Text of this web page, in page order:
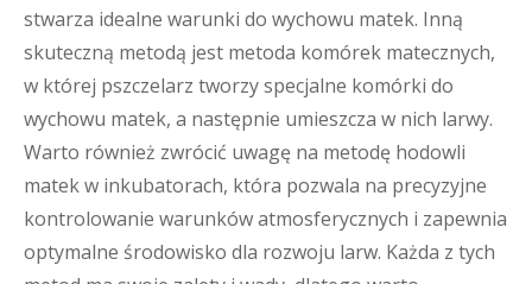
stwarza idealne warunki do wychowu matek. Inną
skuteczną metodą jest metoda komórek matecznych,
w której pszczelarz tworzy specjalne komórki do
wychowu matek, a następnie umieszcza w nich larwy.
Warto również zwrócić uwagę na metodę hodowli
matek w inkubatorach, która pozwala na precyzyjne
kontrolowanie warunków atmosferycznych i zapewnia
optymalne środowisko dla rozwoju larw. Każda z tych